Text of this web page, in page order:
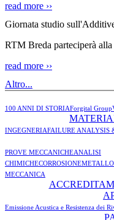
read more ››
Giornata studio
RTM Breda parteciperà
read more ››
Altro...
100 ANNI DI STORIAForgital Group
INGEGNERIAFAILURE ANALYSIS
PROVE MECCANICHEANALISI
CHIMICHECORROSIONE
MECCANICA
Emissione Acustica e Resistenza dei